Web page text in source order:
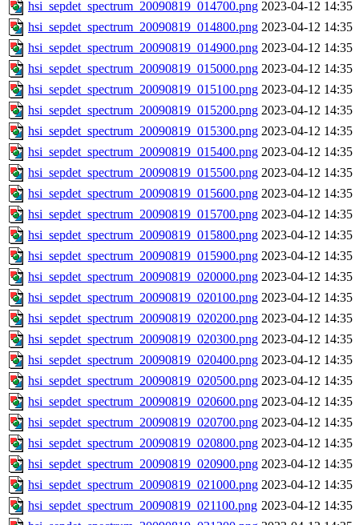
hsi_sepdet_spectrum_20090819_014700.png 2023-04-12 14:35
hsi_sepdet_spectrum_20090819_014800.png 2023-04-12 14:35
hsi_sepdet_spectrum_20090819_014900.png 2023-04-12 14:35
hsi_sepdet_spectrum_20090819_015000.png 2023-04-12 14:35
hsi_sepdet_spectrum_20090819_015100.png 2023-04-12 14:35
hsi_sepdet_spectrum_20090819_015200.png 2023-04-12 14:35
hsi_sepdet_spectrum_20090819_015300.png 2023-04-12 14:35
hsi_sepdet_spectrum_20090819_015400.png 2023-04-12 14:35
hsi_sepdet_spectrum_20090819_015500.png 2023-04-12 14:35
hsi_sepdet_spectrum_20090819_015600.png 2023-04-12 14:35
hsi_sepdet_spectrum_20090819_015700.png 2023-04-12 14:35
hsi_sepdet_spectrum_20090819_015800.png 2023-04-12 14:35
hsi_sepdet_spectrum_20090819_015900.png 2023-04-12 14:35
hsi_sepdet_spectrum_20090819_020000.png 2023-04-12 14:35
hsi_sepdet_spectrum_20090819_020100.png 2023-04-12 14:35
hsi_sepdet_spectrum_20090819_020200.png 2023-04-12 14:35
hsi_sepdet_spectrum_20090819_020300.png 2023-04-12 14:35
hsi_sepdet_spectrum_20090819_020400.png 2023-04-12 14:35
hsi_sepdet_spectrum_20090819_020500.png 2023-04-12 14:35
hsi_sepdet_spectrum_20090819_020600.png 2023-04-12 14:35
hsi_sepdet_spectrum_20090819_020700.png 2023-04-12 14:35
hsi_sepdet_spectrum_20090819_020800.png 2023-04-12 14:35
hsi_sepdet_spectrum_20090819_020900.png 2023-04-12 14:35
hsi_sepdet_spectrum_20090819_021000.png 2023-04-12 14:35
hsi_sepdet_spectrum_20090819_021100.png 2023-04-12 14:35